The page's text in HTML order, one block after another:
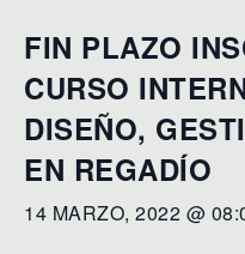
FIN PLAZO
CURSO
DISEÑO,
EN REGADÍO
14 MARZO, 2022 @